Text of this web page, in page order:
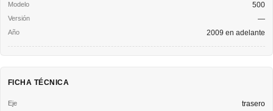
500
—
2009 en adelante
FICHA TÉCNICA
Eje trasero